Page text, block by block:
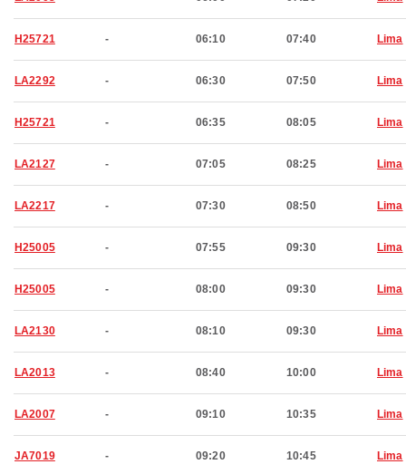
H25721 - 06:10 07:40 Lima
LA2292 - 06:30 07:50 Lima
H25721 - 06:35 08:05 Lima
LA2127 - 07:05 08:25 Lima
LA2217 - 07:30 08:50 Lima
H25005 - 07:55 09:30 Lima
H25005 - 08:00 09:30 Lima
LA2130 - 08:10 09:30 Lima
LA2013 - 08:40 10:00 Lima
LA2007 - 09:10 10:35 Lima
JA7019 - 09:20 10:45 Lima